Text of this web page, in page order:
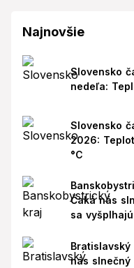
Najnovšie
Slovensko
nedeľa:
Slovensko
2026:
°C
Čaká nás
sa
nás